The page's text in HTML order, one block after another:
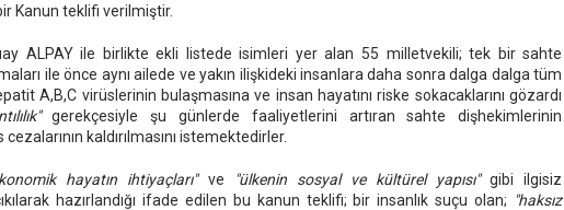
Kanun teklifi verilmiştir.
ALPAY ile birlikte ekli listede isimleri yer alan 55 milletvekili; tek bir sahte
ile önce aynı ailede ve yakın ilişkideki insanlara daha sonra dalga dalga tüm
A,B,C virüslerinin bulaşmasına ve insan hayatını riske sokacaklarını gözardı
gerekçesiyle şu günlerde faaliyetlerini artıran sahte dişhekimlerinin
kaldırılmasını istemektedirler.
hayatın ihtiyaçları"ve "ülkenin sosyal ve kültürel yapısı"gibi ilgisiz
hazırlandığı ifade edilen bu kanun teklifi; bir insanlık suçu olan; "haksız